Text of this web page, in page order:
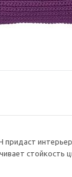
стойкость